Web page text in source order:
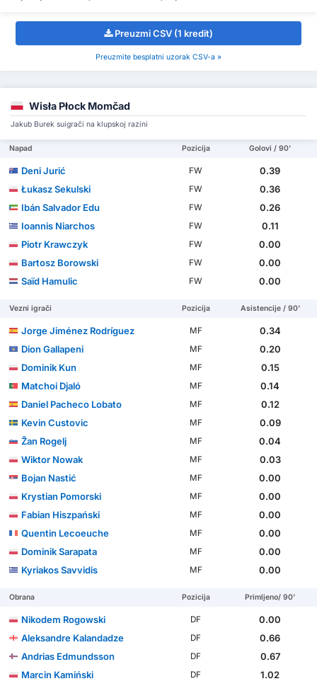
Preuzmi CSV (1 kredit)
Preuzmite besplatni uzorak CSV-a »
Wisła Płock Momčad
Jakub Burek suigrači na klupskoj razini
Napad Pozicija Golovi / 90'
Deni Jurić FW
0.39
Łukasz Sekulski
FW
0.36
Ibán Salvador Edu
FW
0.26
Ioannis Niarchos
FW
0.11
Piotr Krawczyk
FW
0.00
Bartosz Borowski
FW
0.00
Saïd Hamulic
FW 0.00
Vezni igrači Pozicija Asistencije / 90'
Jorge Jiménez Rodríguez MF
0.34
Dion Gallapeni
MF
0.20
Dominik Kun
MF
0.15
Matchoi Djaló
MF
0.14
Daniel Pacheco Lobato
MF
0.12
Kevin Custovic
MF
0.09
Žan Rogelj
MF
0.04
Wiktor Nowak
MF
0.03
Bojan Nastić
MF
0.00
Krystian Pomorski
MF
0.00
Fabian Hiszpański
MF
0.00
Quentin Lecoeuche
MF
0.00
Dominik Sarapata
MF
0.00
Kyriakos Savvidis
MF 0.00
Obrana Pozicija Primljeno/ 90'
Nikodem Rogowski DF
0.00
Aleksandre Kalandadze
DF
0.66
Andrias Edmundsson
DF
0.67
Marcin Kamiński
DF
1.02